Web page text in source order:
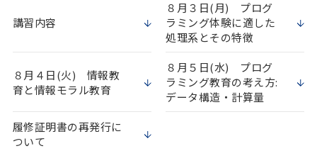
講習内容
８月３日(月) プログ
ラミング体験に適した
処理系とその特徴
８月４日(火) 情報教
育と情報モラル教育
８月５日(水) プログ
ラミング教育の考え方:
データ構造・計算量
履修証明書の再発行に
ついて